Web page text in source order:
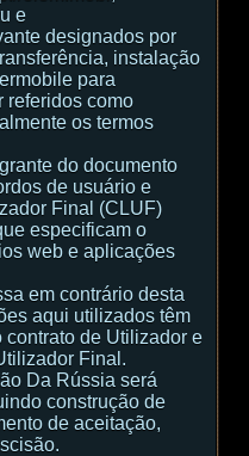
e
designados por
instalação
para
referidos como
os termos
do documento
de usuário e
Final (CLUF)
especificam o
web e aplicações
em contrário desta
aqui utilizados têm
de Utilizador e
Final.
Da Rússia será
construção de
de aceitação,